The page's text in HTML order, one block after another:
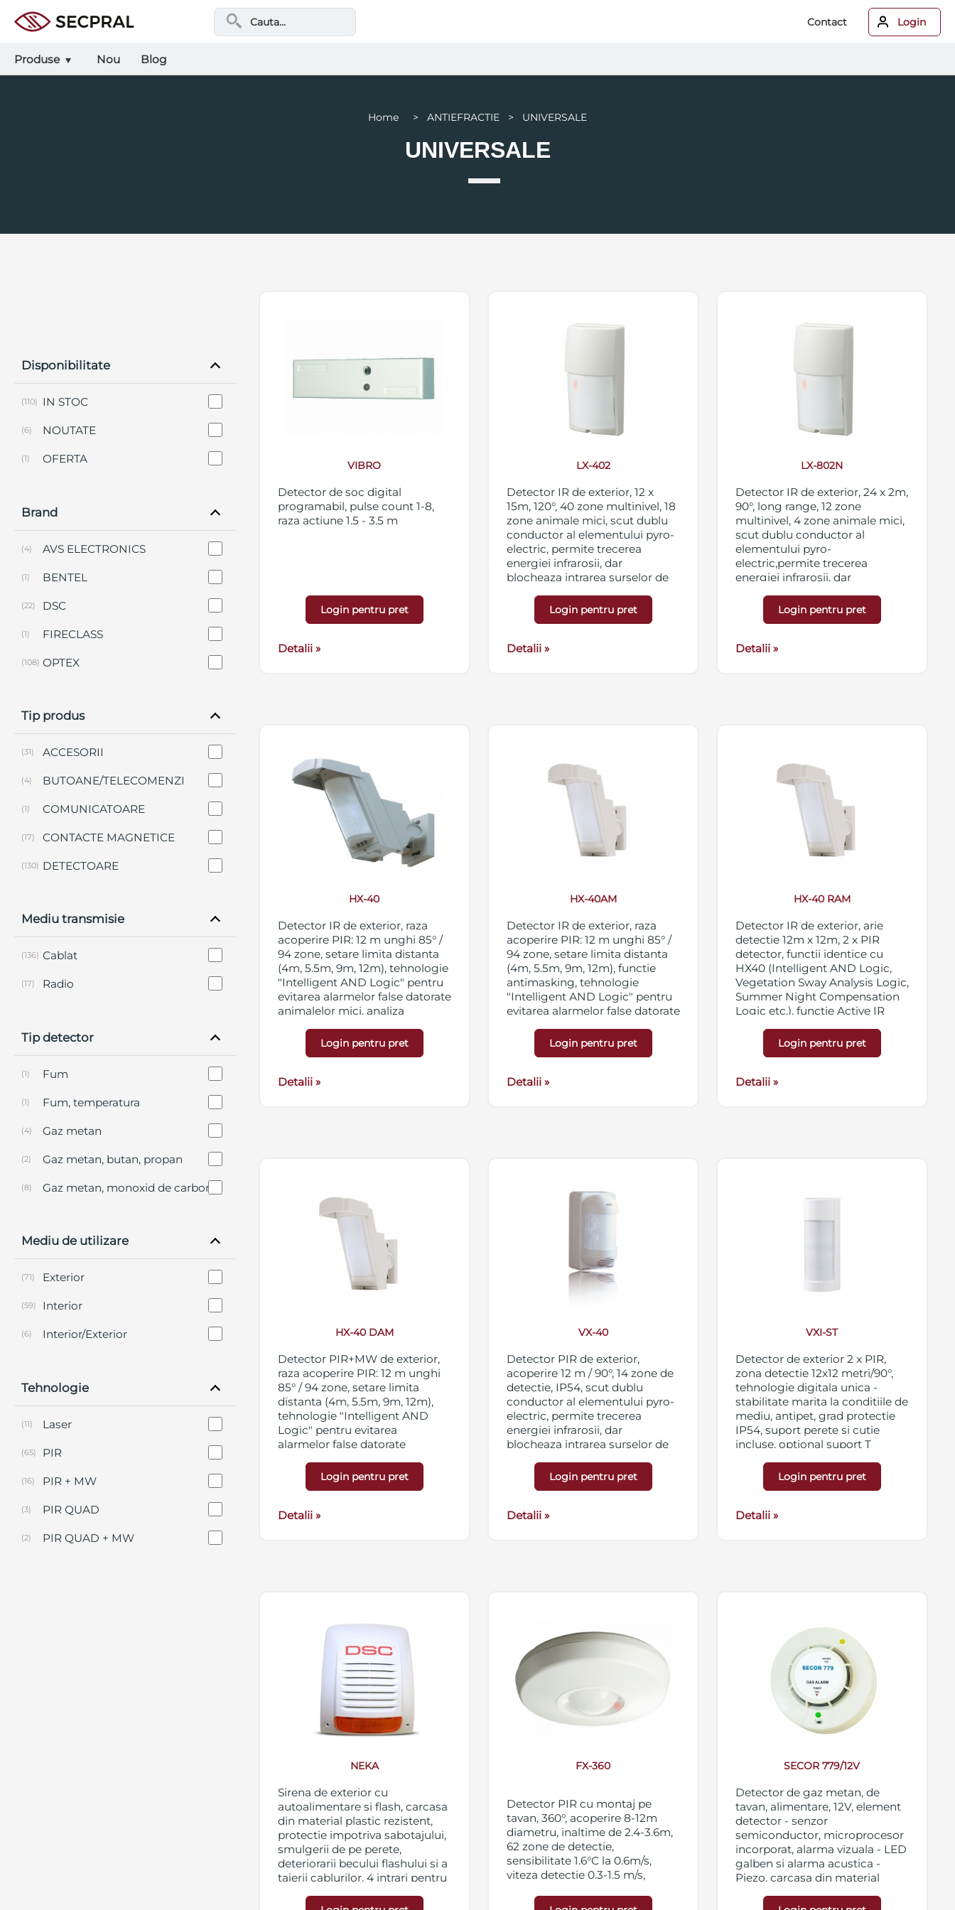
Contact Login
Produse Nou Blog
Home > ANTIEFRACTIE > UNIVERSALE
UNIVERSALE
Disponibilitate
IN STOC
(110)
NOUTATE
(6)
OFERTA
(1)
Brand
AVS ELECTRONICS
(4)
BENTEL
(1)
DSC
(22)
FIRECLASS
(1)
OPTEX
(108)
ROSSLARE
(1)
SECPRAL
(22)
SIGNAL
(1)
SIM
(2)
TANE
(11)
WIZMART
(4)
Tip produs
ACCESORII
(31)
BUTOANE/TELECOMENZI
(4)
COMUNICATOARE
(1)
CONTACTE MAGNETICE
(17)
DETECTOARE
(130)
Mediu transmisie
Cablat
(136)
Radio
(17)
Tip detector
Fum
(1)
Fum, temperatura
(1)
Gaz metan
(4)
Gaz metan, butan, propan
(2)
Gaz metan, monoxid de carbon
(8)
Inundatie
(2)
Miscare
(101)
Miscare, geam spart
(1)
Monoxid de carbon
(4)
Mediu de utilizare
Exterior
(71)
Interior
(59)
Interior/Exterior
(6)
Tehnologie
Laser
(11)
PIR
(65)
PIR + MW
(16)
PIR QUAD
(3)
PIR QUAD + MW
(2)
VIBRO
Detector de soc digital
programabil, pulse count 1-8,
raza actiune 1.5 - 3.5 m
Login pentru pret
Detalii »
LX-402
Detector IR de exterior, 12 x
15m, 120°, 40 zone multinivel, 18
zone animale mici, scut dublu
conductor al elementului pyro-
electric, permite trecerea
energiei infrarosii, dar
blocheaza intrarea surselor de
circuit de compensare a
temperaturii, mod de
noapte
Login pentru pret
Detalii »
LX-802N
Detector IR de exterior, 24 x 2m,
90°, long range, 12 zone
multinivel, 4 zone animale mici,
scut dublu conductor al
elementului pyro-
electric,permite trecerea
energiei infrarosii, dar
lumina si interferentelor RF,
sensibilitate reglabila in 3 trepte
Login pentru pret
Detalii »
HX-40
Detector IR de exterior, raza
acoperire PIR: 12 m unghi 85° /
94 zone, setare limita distanta
(4m, 5.5m, 9m, 12m), tehnologie
"Intelligent AND Logic" pentru
evitarea alarmelor false datorate
animalelor mici, analiza
("Vegetation Sway Analysis
Logic" in cazul miscarii
Compensation Logic" in cazul
Login pentru pret
Detalii »
HX-40AM
Detector IR de exterior, raza
acoperire PIR: 12 m unghi 85° /
94 zone, setare limita distanta
(4m, 5.5m, 9m, 12m), functie
antimasking, tehnologie
"Intelligent AND Logic" pentru
evitarea alarmelor false datorate
inteligenta a mediului
("Vegetation Sway Analysis
vegetatiei si "Summer Night
Login pentru pret
Detalii »
HX-40 RAM
Detector IR de exterior, arie
detectie 12m x 12m, 2 x PIR
detector, functii identice cu
HX40 (Intelligent AND Logic,
Vegetation Sway Analysis Logic,
Summer Night Compensation
Logic etc.), functie Active IR
de redus 30uA, functii battery
saving si low battery warning,
wireless
Login pentru pret
Detalii »
HX-40 DAM
Detector PIR+MW de exterior,
raza acoperire PIR: 12 m unghi
85° / 94 zone, setare limita
distanta (4m, 5.5m, 9m, 12m),
tehnologie "Intelligent AND
Logic" pentru evitarea
alarmelor false datorate
antimasking si "Active IR",
analiza inteligenta a mediului
Logic" in cazul miscarii
Login pentru pret
Detalii »
VX-40
Detector PIR de exterior,
acoperire 12 m / 90°, 14 zone de
detectie, IP54, scut dublu
conductor al elementului pyro-
electric, permite trecerea
energiei infrarosii, dar
blocheaza intrarea surselor de
viteza detectie 0.3 - 1.5 m/s,
contact releu NO/NC, 28 V / 0.2
recomandata 0.8 - 1.2 m
Login pentru pret
Detalii »
VXI-ST
Detector de exterior 2 x PIR,
zona detectie 12x12 metri/90°,
tehnologie digitala unica -
stabilitate marita la conditiile de
mediu, antipet, grad protectie
IP54, suport perete si cutie
incluse, optional suport T
Login pentru pret
Detalii »
NEKA
Sirena de exterior cu
autoalimentare si flash, carcasa
din material plastic rezistent,
protectie impotriva sabotajului,
smulgerii de pe perete,
deteriorarii becului flashului si a
taierii cablurilor, 4 intrari pentru
cu frecventa modulata si
FX-360
Detector PIR cu montaj pe
tavan, 360°, acoperire 8-12m
diametru, inaltime de 2.4-3.6m,
62 zone de detectie,
sensibilitate 1.6°C la 0.6m/s,
viteza detectie 0.3-1.5 m/s,
SECOR 779/12V
Detector de gaz metan, de
tavan, alimentare, 12V, element
detector - senzor
semiconductor, microprocesor
incorporat, alarma vizuala - LED
galben si alarma acustica -
Piezo, carcasa din material
instalare si intretinere usoare